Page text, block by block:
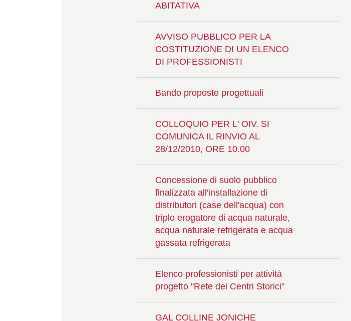
ABITATIVA
AVVISO PUBBLICO PER LA
COSTITUZIONE DI UN ELENCO
DI PROFESSIONISTI
Bando proposte progettuali
COLLOQUIO PER L' OIV. SI
COMUNICA IL RINVIO AL
28/12/2010, ORE 10.00
Concessione di suolo pubblico
finalizzata all'installazione di
distributori (case dell'acqua) con
triplo erogatore di acqua naturale,
acqua naturale refrigerata e acqua
gassata refrigerata
Elenco professionisti per attività
progetto "Rete dei Centri Storici"
GAL COLLINE JONICHE